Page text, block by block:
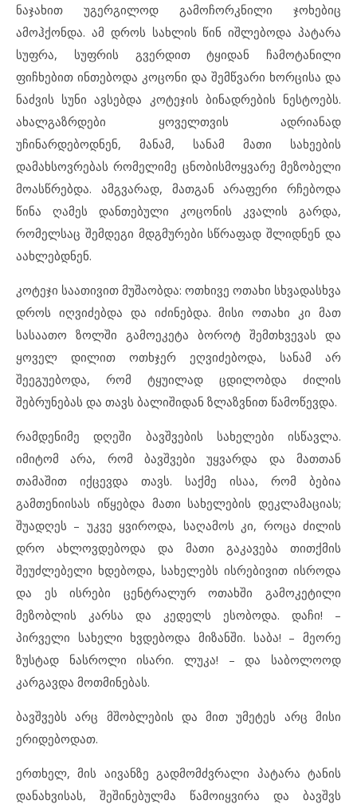
ნაჯახით უგერგილოდ გამოჩორკნილი ჯოხებიც
ამოჰქონდა. ამ დროს სახლის წინ იშლებოდა პატარა
სუფრა, სუფრის გვერდით ტყიდან ჩამოტანილი
ფიჩხებით ინთებოდა კოცონი და შემწვარი ხორცისა და
ნაძვის სუნი ავსებდა კოტეჯის ბინადრების ნესტოებს.
ახალგაზრდები ყოველთვის ადრიანად
უჩინარდებოდნენ, მანამ, სანამ მათი სახეების
დამახსოვრებას რომელიმე ცნობისმოყვარე მეზობელი
მოასწრებდა. ამგვარად, მათგან არაფერი რჩებოდა
წინა ღამეს დანთებული კოცონის კვალის გარდა,
რომელსაც შემდეგი მდგმურები სწრაფად შლიდნენ და
აახლებდნენ.
კოტეჯი საათივით მუშაობდა: ოთხივე ოთახი სხვადასხვა
დროს იღვიძებდა და იძინებდა. მისი ოთახი კი მათ
სასაათო ზოლში გამოეკეტა ბოროტ შემთხვევას და
ყოველ დილით ოთხჯერ ეღვიძებოდა, სანამ არ
შეეგუებოდა, რომ ტყუილად ცდილობდა ძილის
შებრუნებას და თავს ბალიშიდან ზლაზვნით წამოწევდა.
რამდენიმე დღეში ბავშვების სახელები ისწავლა.
იმიტომ არა, რომ ბავშვები უყვარდა და მათთან
თამაშით იქცევდა თავს. საქმე ისაა, რომ ბებია
გამთენიისას იწყებდა მათი სახელების დეკლამაციას;
შუადღეს – უკვე ყვიროდა, საღამოს კი, როცა ძილის
დრო ახლოვდებოდა და მათი გაკავება თითქმის
შეუძლებელი ხდებოდა, სახელებს ისრებივით ისროდა
და ეს ისრები ცენტრალურ ოთახში გამოკეტილი
მეზობლის კარსა და კედელს ესობოდა. დაჩი! –
პირველი სახელი ხვდებოდა მიზანში. საბა! – მეორე
ზუსტად ნასროლი ისარი. ლუკა! – და საბოლოოდ
კარგავდა მოთმინებას.
ბავშვებს არც მშობლების და მით უმეტეს არც მისი
ერიდებოდათ.
ერთხელ, მის აივანზე გადმომძვრალი პატარა ტანის
დანახვისას, შეშინებულმა წამოიყვირა და ბავშვს